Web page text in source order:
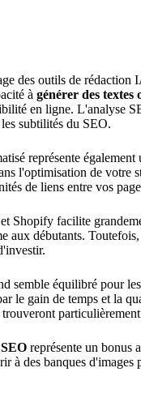
des outils de rédaction
à générer des textes
en ligne. L'analyse
subtilités du SEO.
représente
l'optimisation de votre
de liens entre vos
Shopify facilite
aux débutants.
semble équilibré pour
le gain de temps et la
représente un bonus
à des banques